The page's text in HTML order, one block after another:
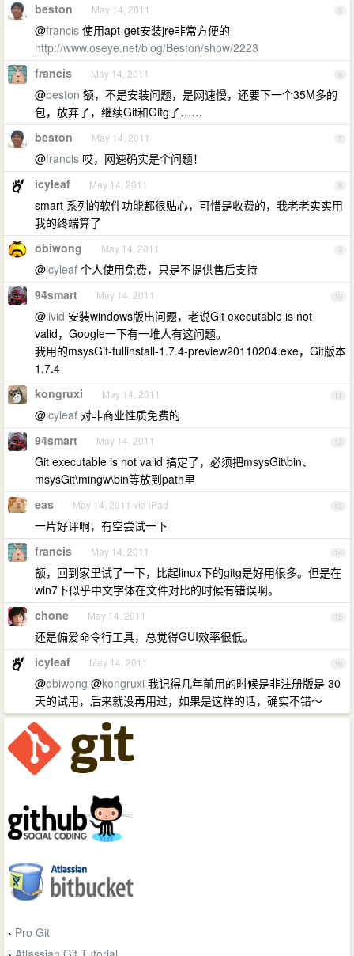
5
beston May 14, 2011
@francis 使用apt-get安装jre非常方便的
http://www.oseye.net/blog/Beston/show/2223
6
francis May 14, 2011
@beston 额，不是安装问题，是网速慢，还要下一个35M多的
包，放弃了，继续Git和Gitg了……
7
beston May 14, 2011
@francis 哎，网速确实是个问题！
8
icyleaf May 14, 2011
smart 系列的软件功能都很贴心，可惜是收费的，我老老实实用
我的终端算了
9
obiwong May 14, 2011
@icyleaf 个人使用免费，只是不提供售后支持
10
94smart May 14, 2011
@livid 安装windows版出问题，老说Git executable is not
valid，Google一下有一堆人有这问题。
我用的msysGit-fullinstall-1.7.4-preview20110204.exe，Git版本
1.7.4
11
kongruxi May 14, 2011
@icyleaf 对非商业性质免费的
12
94smart May 14, 2011
Git executable is not valid 搞定了，必须把msysGit\bin、
msysGit\mingw\bin等放到path里
13
eas May 14, 2011 via iPad
一片好评啊，有空尝试一下
14
francis May 14, 2011
额，回到家里试了一下，比起linux下的gitg是好用很多。但是在
win7下似乎中文字体在文件对比的时候有错误啊。
15
chone May 14, 2011
还是偏爱命令行工具，总觉得GUI效率很低。
16
icyleaf May 14, 2011
@obiwong @kongruxi 我记得几年前用的时候是非注册版是 30
天的试用，后来就没再用过，如果是这样的话，确实不错～
› Pro Git